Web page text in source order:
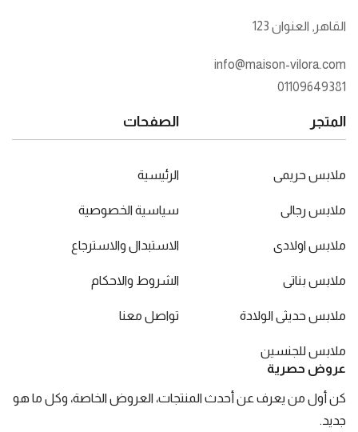
القاهر, العنوان 123
info@maison-vilora.com
01109649381
المتجر
ملابس حريمى
ملابس رجالى
ملابس اولادى
ملابس بناتى
ملابس حديثى الولادة
ملابس للجنسين
الصفحات
الرئيسية
سياسية الخصوصية
الاستبدال والاسترجاع
الشروط والاحكام
تواصل معنا
عروض حصرية
كن أول من يعرف عن أحدث المنتجات، العروض الخاصة، وكل ما هو
جديد.